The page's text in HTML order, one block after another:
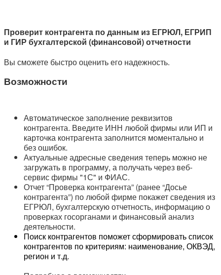
Проверит контрагента по данным из ЕГРЮЛ, ЕГРИП
и ГИР бухгалтерской (финансовой) отчетности
Вы сможете быстро оценить его надежность.
Возможности
Автоматическое заполнение реквизитов
контрагента. Введите ИНН любой фирмы или ИП и
карточка контрагента заполнится моментально и
без ошибок.
Актуальные адресные сведения теперь можно не
загружать в программу, а получать через веб-
сервис фирмы "1С" и ФИАС.
Отчет “Проверка контрагента” (ранее “Досье
контрагента”) по любой фирме покажет сведения из
ЕГРЮЛ, бухгалтерскую отчетность, информацию о
проверках госорганами и финансовый анализ
деятельности.
Поиск контрагентов поможет сформировать список
контрагентов по критериям: наименование, ОКВЭД,
регион и т.д.